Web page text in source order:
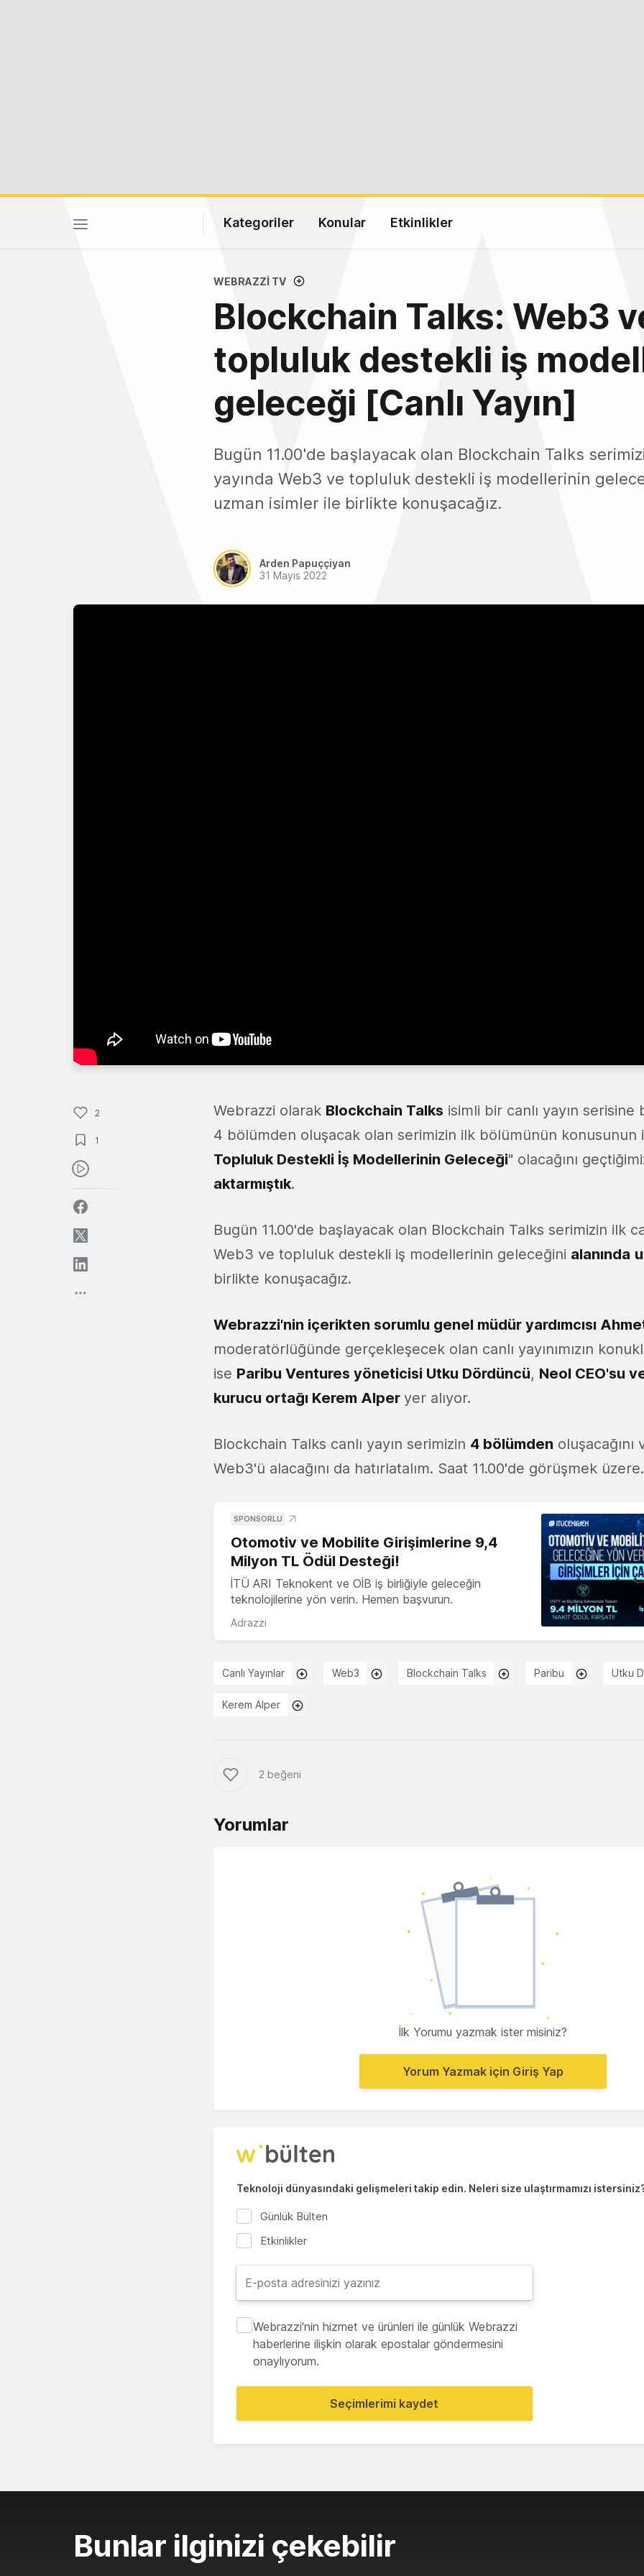
Kategoriler Konular Etkinlikler
WEBRAZZI TV
Blockchain Talks: Web3
topluluk destekli iş
geleceği [Canlı Yayın]
Bugün 11.00'de başlayacak olan Blockchain Talks
yayında Web3 ve topluluk destekli iş modellerinin
uzman isimler ile birlikte konuşacağız.
Arden Papuççiyan
31 Mayıs 2022
2
1
Webrazzi olarak Blockchain Talks isimli bir canlı yayın serisine
4 bölümden oluşacak olan serimizin ilk bölümünün konusunun
Topluluk Destekli İş Modellerinin Geleceği" olacağını
aktarmıştık.
Bugün 11.00'de başlayacak olan Blockchain Talks serimizin ilk
Web3 ve topluluk destekli iş modellerinin geleceğini alanında
birlikte konuşacağız.
Webrazzi'nin içerikten sorumlu genel müdür yardımcısı
moderatörlüğünde gerçekleşecek olan canlı yayınımızın
ise Paribu Ventures yöneticisi Utku Dördüncü, Neol CEO'su
kurucu ortağı Kerem Alper yer alıyor.
Blockchain Talks canlı yayın serimizin 4 bölümden oluşacağını
Web3'ü alacağını da hatırlatalım. Saat 11.00'de görüşmek
SPONSORLU
Otomotiv ve Mobilite Girişimlerine 9,4
Milyon TL Ödül Desteği!
İTÜ ARI Teknokent ve OİB iş birliğiyle geleceğin
teknolojilerine yön verin. Hemen başvurun.
Adrazzi
Canlı Yayınlar Web3 Blockchain Talks Paribu Utku
Kerem Alper
2 beğeni
Yorumlar
İlk Yorumu yazmak ister misiniz?
Yorum Yazmak için Giriş Yap
Teknoloji dünyasındaki gelişmeleri takip edin. Neleri size ulaştırmamızı
Günlük Bülten
Etkinlikler
Webrazzi'nin hizmet ve ürünleri ile günlük Webrazzi
haberlerine ilişkin olarak epostalar göndermesini
onaylıyorum.
Seçimlerimi kaydet
Bunlar ilginizi çekebilir